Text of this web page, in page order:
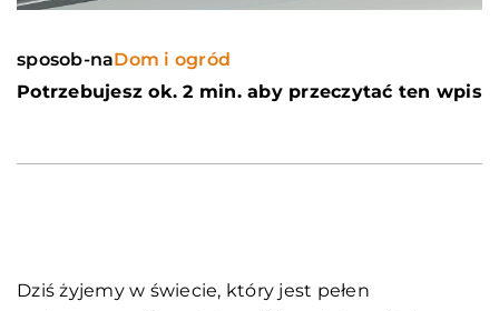
sposob-naDom i ogród
Potrzebujesz ok. 2 min. aby przeczytać ten wpis
Dziś żyjemy w świecie, który jest pełen